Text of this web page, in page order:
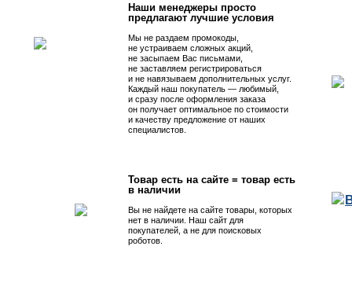
Наши менеджеры просто
предлагают лучшие условия
Мы не раздаем промокоды,
не устраиваем сложных акций,
не засыпаем Вас письмами,
не заставляем регистрироваться
и не навязываем дополнительных услуг.
Каждый наш покупатель — любимый,
и сразу после оформления заказа
он получает оптимальное по стоимости
и качеству предложение от наших
специалистов.
Товар есть на сайте = товар есть
в наличии
Вы не найдете на сайте товары, которых
нет в наличии. Наш сайт для
покупателей, а не для поисковых
роботов.